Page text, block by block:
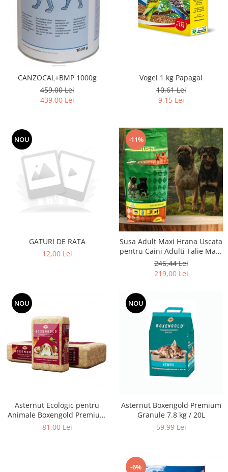
CANZOCAL+BMP 1000g
459,00 Lei
439,00 Lei
Vogel 1 kg Papagal
10,61 Lei
9,15 Lei
NOU
GATURI DE RATA
12,00 Lei
-11%
Susa Adult Maxi Hrana Uscata
pentru Caini Adulti Talie Mare
- 20kg
246,44 Lei
219,00 Lei
NOU
Asternut Ecologic pentru
Animale Boxengold Premium
Ecostreu 20kg
81,00 Lei
NOU
Asternut Boxengold Premium
Granule 7.8 kg / 20L
59,99 Lei
-6%